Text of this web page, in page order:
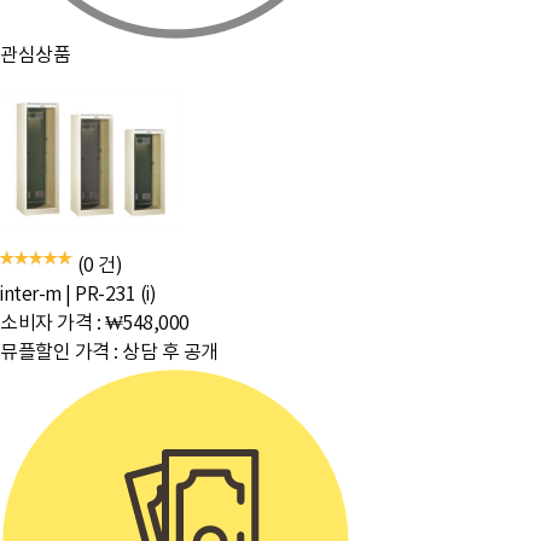
관심상품
(0 건)
inter-m
PR-231 (i)
소비자 가격 : ₩548,000
뮤플할인 가격 : 상담 후 공개